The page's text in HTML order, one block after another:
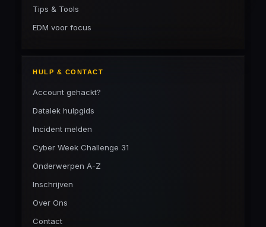
Tips & Tools
EDM voor focus
HULP & CONTACT
Account gehackt?
Datalek hulpgids
Incident melden
Cyber Week Challenge 31
Onderwerpen A-Z
Inschrijven
Over Ons
Contact